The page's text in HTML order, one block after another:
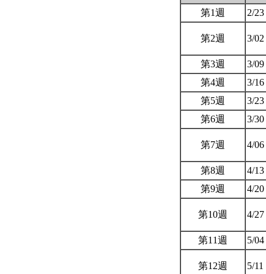
第1週
2/23
第2週 3/02
第3週
3/09
第4週
3/16
第5週
3/23
第6週
3/30
第7週 4/06
第8週
4/13
第9週
4/20
第10週 4/27
第11週
5/04
第12週 5/11